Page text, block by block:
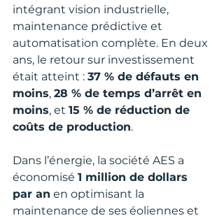
intégrant vision industrielle,
maintenance prédictive et
automatisation complète. En deux
ans, le retour sur investissement
était atteint : 37 % de défauts en
moins, 28 % de temps d’arrêt en
moins, et 15 % de réduction de
coûts de production.
Dans l’énergie, la société AES a
économisé 1 million de dollars
par an en optimisant la
maintenance de ses éoliennes et